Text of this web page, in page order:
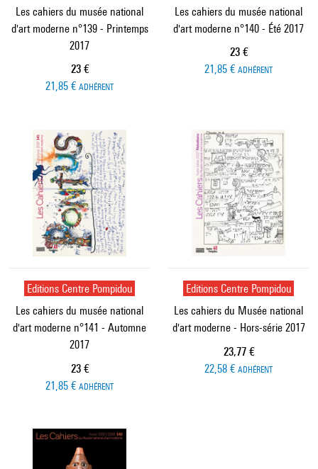
Les cahiers du musée national
d'art moderne n°139 - Printemps
2017
Prix ​​actuel
23 €
21,85 € ADHÉRENT
Les cahiers du musée national
d'art moderne n°140 - Été 2017
Prix ​​actuel
23 €
21,85 € ADHÉRENT
Editions Centre Pompidou
Les cahiers du musée national
d'art moderne n°141 - Automne
2017
Prix ​​actuel
23 €
21,85 € ADHÉRENT
Editions Centre Pompidou
Les cahiers du Musée national
d'art moderne - Hors-série 2017
Prix ​​actuel
23,77 €
22,58 € ADHÉRENT